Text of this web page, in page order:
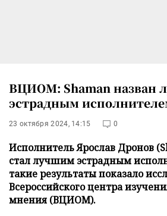
ВЦИОМ: Shaman назван
эстрадным
23 октября 2024, 14:15 0
Исполнитель Ярослав Дронов
стал лучшим эстрадным
такие результаты показало
Всероссийского центра
мнения (ВЦИОМ).